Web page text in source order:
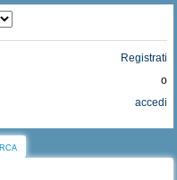
Registrati
o
accedi